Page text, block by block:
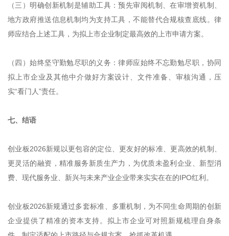
（三）明确创新机制是辅助工具：预先审阅机制、在审增资机制、
地方政府推送信息机制均为支持工具，不能替代合规核查底线。律
师应结合上述工具，为拟上市企业制定最高效的上市申请方案。
（四）始终坚守勤勉尽职的义务：律师应始终不忘勤勉尽职，协同
拟上市企业及其他中介做好方案设计、文件准备、审核沟通，压
实“看门人”责任。
七、结语
创业板2026新规以更包容的定位、更友好的标准、更高效的机制、
更灵活的融资，精准服务新质生产力，为优质未盈利企业、新型消
费、现代服务业、新兴与未来产业企业带来实实在在的IPO红利。
创业板2026新规通过多套标准、多重机制，为不同生命周期的创新
企业提供了精准的资本支持。拟上市企业可对照新规梳理自身条